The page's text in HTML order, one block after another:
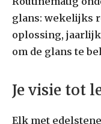
glans: wekelijks
oplossing,
om de glans te
Je visie tot
Elk met